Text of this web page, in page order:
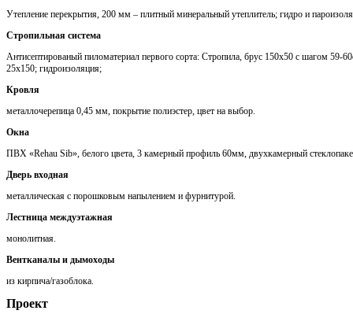
Утепление перекрытия, 200 мм – плитный минеральный утеплитель; гидро и
Стропильная система
Антисептированый пиломатериал первого сорта: Стропила, брус 150х50 с шагом 59-
25х150; гидроизоляция;
Кровля
металлочерепица 0,45 мм, покрытие полиэстер, цвет на выбор.
Окна
ПВХ «Rehau Sib», белого цвета, 3 камерный профиль 60мм, двухкамерный
Дверь входная
металлическая с порошковым напылением и фурнитурой.
Лестница междуэтажная
монолитная.
Вентканалы и дымоходы
из кирпича/газоблока.
Проект